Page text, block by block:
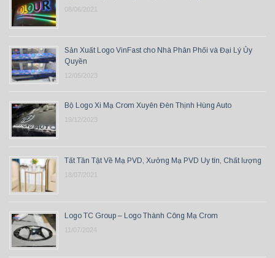
08/06/2021
Sản Xuất Logo VinFast cho Nhà Phân Phối và Đại Lý Ủy
Quyền
12/05/2023
Bộ Logo Xi Mạ Crom Xuyên Đèn Thịnh Hùng Auto
19/12/2023
Tất Tần Tật Về Mạ PVD, Xưởng Mạ PVD Uy tín, Chất lượng
18/07/2021
Logo TC Group – Logo Thành Công Mạ Crom
11/07/2024